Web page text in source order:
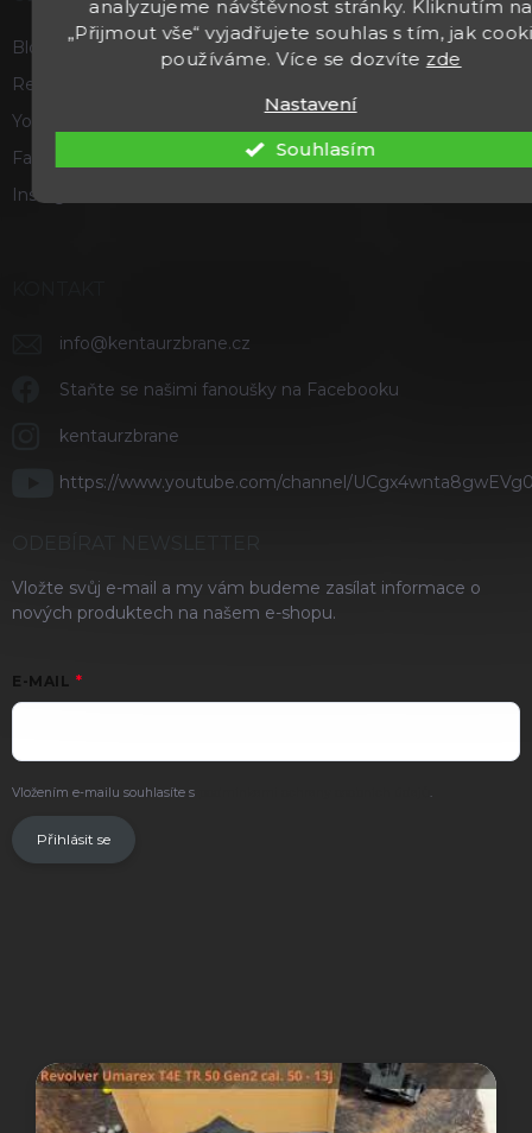
analyzujeme návštěvnost stránky. Kliknutím na
„Přijmout vše“ vyjadřujete souhlas s tím, jak
používáme. Více se dozvíte zde
Nastavení
Souhlasím
Blog
Recenze a hodnocení
Youtube
Facebook
Instagram
info@kentaurzbrane.cz
Staňte se našimi fanoušky na Facebooku
kentaurzbrane
https://www.youtube.com/channel/
Vložte svůj e-mail a my vám budeme zasílat informace o
nových produktech na našem e-shopu.
E-MAIL
Vložením e-mailu souhlasíte s .
Přihlásit se